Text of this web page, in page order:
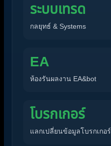
ระบบเทรด
กลยุทธ์ & Systems
EA
ห้องรันผลงาน EA&bot
โบรกเกอร์
แลกเปลี่ยนข้อมูลโบรกเกอร์